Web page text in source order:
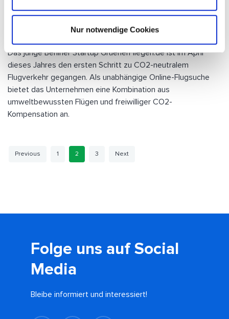
Nur notwendige Cookies
27 Sep 2021·In eigener Sache·Presse
Die Suche nach dem umweltfreundlichsten Flug
Das junge Berliner Startup GruenerFliegen.de ist im April
dieses Jahres den ersten Schritt zu CO2-neutralem
Flugverkehr gegangen. Als unabhängige Online-Flugsuche
bietet das Unternehmen eine Kombination aus
umweltbewussten Flügen und freiwilliger CO2-
Kompensation an.
Previous 1 2 3 Next
Folge uns auf Social
Media
Bleibe informiert und interessiert!